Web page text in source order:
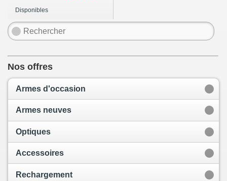
Disponibles
Nos offres
Armes d'occasion
Armes neuves
Optiques
Accessoires
Rechargement